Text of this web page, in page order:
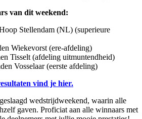
van dit weekend:
Stellendam (NL) (superieure
Wiekevorst (ere-afdeling)
Tisselt (afdeling uitmuntendheid)
Vosselaar (eerste afdeling)
vind je hier.
wedstrijdweekend, waarin alle
gaven. Proficiat aan alle winnaars met